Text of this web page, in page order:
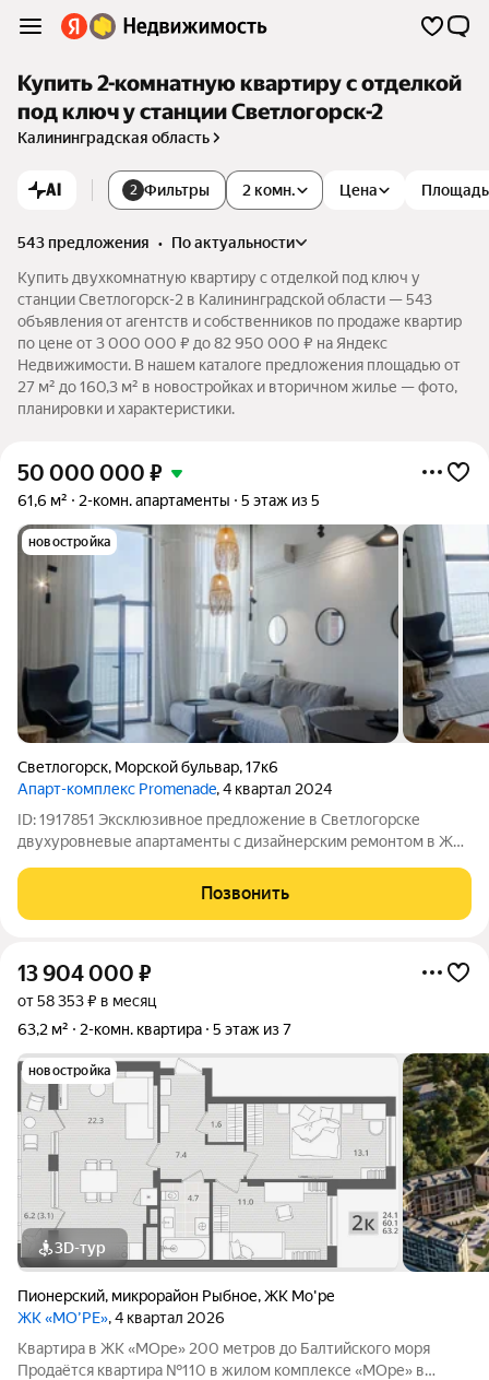
Купить 2-комнатную квартиру с отделкой
под ключ у станции Светлогорск-2
Калининградская область
AI 2 Фильтры 2 комн. Цена Площадь
543 предложения •
по актуальности
Купить двухкомнатную квартиру с отделкой под ключ у
станции Светлогорск-2 в Калининградской области — 543
объявления от агентств и собственников по продаже квартир
по цене от 3 000 000 ₽ до 82 950 000 ₽ на Яндекс
Недвижимости. В нашем каталоге предложения площадью от
27 м² до 160,3 м² в новостройках и вторичном жилье — фото,
планировки и характеристики.
50 000 000 ₽
61,6 м² 2-комн. апартаменты 5 этаж из 5
новостройка
Светлогорск, Морской бульвар,17к6
Апарт-комплекс Promenade, 4 квартал 2024
ID: 1917851 Эксклюзивное предложение в Светлогорске
двухуровневые апартаменты с дизайнерским ремонтом в ЖК
формат - подходит и для
Позвонить
13 904 000 ₽
от 58 353 ₽ в месяц
63,2 м²
2-комн. квартира 5 этаж из 7
новостройка
3D-тур
Пионерский, микрорайон Рыбное,ЖК Мо'ре
ЖК «МО’РЕ», 4 квартал 2026
Квартира в ЖК «МОре» 200 метров до Балтийского моря
Продаётся квартира №110 в жилом комплексе «МОре» в